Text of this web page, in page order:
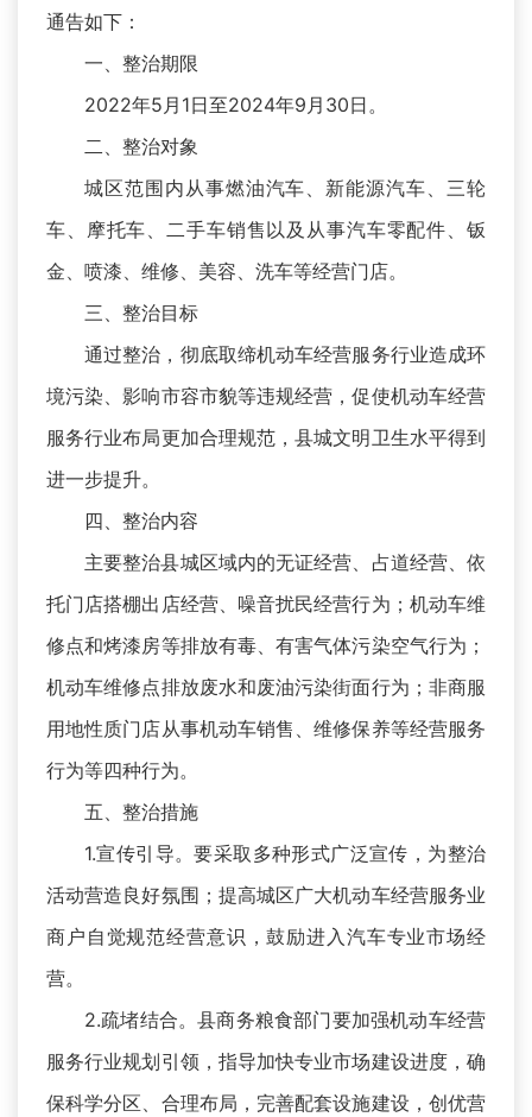
通告如下：
一、整治期限
2022年5月1日至2024年9月30日。
二、整治对象
城区范围内从事燃油汽车、新能源汽车、三轮
车、摩托车、二手车销售以及从事汽车零配件、钣
金、喷漆、维修、美容、洗车等经营门店。
三、整治目标
通过整治，彻底取缔机动车经营服务行业造成环
境污染、影响市容市貌等违规经营，促使机动车经营
服务行业布局更加合理规范，县城文明卫生水平得到
进一步提升。
四、整治内容
主要整治县城区域内的无证经营、占道经营、依
托门店搭棚出店经营、噪音扰民经营行为；机动车维
修点和烤漆房等排放有毒、有害气体污染空气行为；
机动车维修点排放废水和废油污染街面行为；非商服
用地性质门店从事机动车销售、维修保养等经营服务
行为等四种行为。
五、整治措施
1.宣传引导。要采取多种形式广泛宣传，为整治
活动营造良好氛围；提高城区广大机动车经营服务业
商户自觉规范经营意识，鼓励进入汽车专业市场经
营。
2.疏堵结合。县商务粮食部门要加强机动车经营
服务行业规划引领，指导加快专业市场建设进度，确
保科学分区、合理布局，完善配套设施建设，创优营